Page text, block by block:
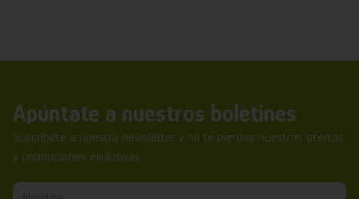
Apúntate a nuestros boletines
Suscríbete a nuestra newsletter y no te pierdas nuestras ofertas
y promociones exclusivas.